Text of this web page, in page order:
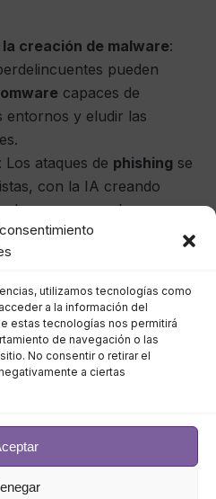
utilizamos tecnologías como
a la información del
estas tecnologías nos permitirá
de navegación o las
No consentir o retirar el
a ciertas
creación de malware:
pueden
capaces de
entornos y eludir las
: Los ataques de phishing se
con la IA creando
a gran escala y
comportamiento.
en las
se han beneficiado de la
amenazas: Algoritmos de